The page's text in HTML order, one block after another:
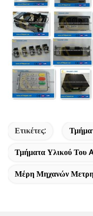
Ετικέτες:
Τμήματα Υλικού Του
Μέρη Μηχανών